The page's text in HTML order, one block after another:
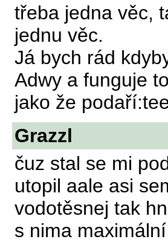
třeba jedna věc,
jednu věc.
Já bych rád
Adwy a funguje
jako že
Grazzl
čuz stal se mi
utopil aale asi
vodotěsnej tak
s nima